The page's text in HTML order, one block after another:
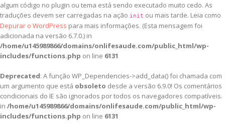
algum código no plugin ou tema está sendo executado muito cedo. As
traduções devem ser carregadas na ação init ou mais tarde. Leia como
Depurar o WordPress para mais informações. (Esta mensagem foi
adicionada na versão 6.7.0.) in
/home/u145989866/domains/onlifesaude.com/public_html/wp-
includes/functions.php on line 6131
Deprecated: A função WP_Dependencies->add_data() foi chamada com
um argumento que está obsoleto desde a versão 6.9.0! Os comentários
condicionais do IE são ignorados por todos os navegadores compatíveis.
in /home/u145989866/domains/onlifesaude.com/public_html/wp-
includes/functions.php on line 6131